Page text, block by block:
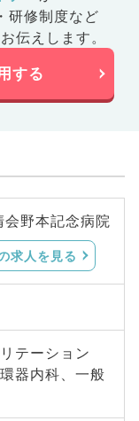
研修制度など
伝えします。
する
野本記念病院
求人を見る
テーション
器内科、一般